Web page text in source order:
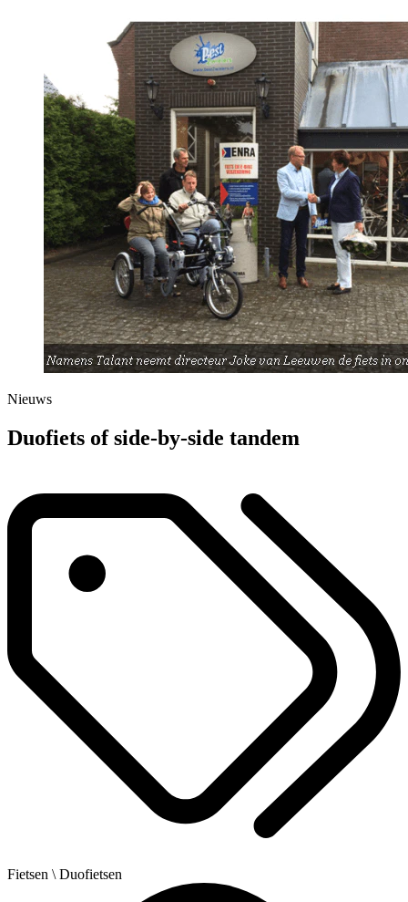
Nieuws
Duofiets of side-by-side tandem
Fietsen \ Duofietsen